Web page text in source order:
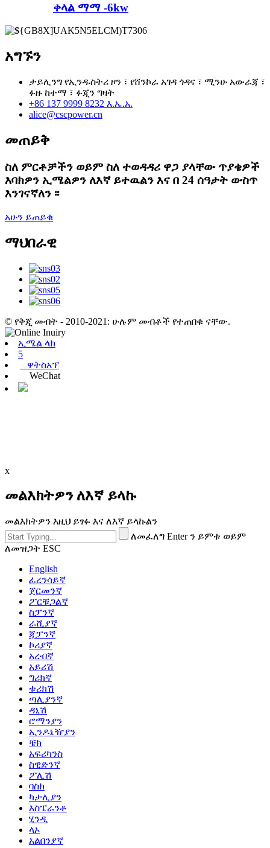
ቀላል ማማ -6kw
አግኙን
ታይሊንግ የኢንዱስትሪ ዞን ፣ የሸንኮራ አገዳ ጎዳና ፣ ሚንሁ አውራጃ ፣
ፉዙ ከተማ ፣ ፉጂን ግዛት
+86 137 9999 8232 እ.ኤ.አ.
alice@cscpower.cn
መጠይቅ
ስለ ምርቶቻችን ወይም ስለ ተወዳዳሪ ዋጋ ያላቸው ጥያቄዎች
እባክዎን ኢሜልዎን ለእኛ ይተዉልን እና በ 24 ሰዓታት ውስጥ
እንገናኛለን ፡፡
አሁን ይጠይቁ
ማህበራዊ
© የቅጂ መብት - 2010-2021: ሁሉም መብቶች የተጠበቁ ናቸው.
ኢሜል ላክ
5
ዋትስአፕ
WeChat
x
መልእክትዎን ለእኛ ይላኩ
መልእክትዎን እዚህ ይፃፉ እና ለእኛ ይላኩልን
ለመፈለግ Enter ን ይምቱ ወይም
ለመዝጋት ESC
English
ፈረንሳይኛ
ጀርመንኛ
ፖርቹጋልኛ
ስፓንኛ
ራሺያኛ
ጃፓንኛ
ኮሪያኛ
አረብኛ
አይሪሽ
ግሪክኛ
ቱሪክሽ
ጣሊያንኛ
ዳኒሽ
ሮማንያን
ኢንዶኔዥያን
ቼክ
አፍሪካንስ
ስዊድንኛ
ፖሊሽ
ባስክ
ካታሊያን
እስፔራንቶ
ሂንዲ
ላኦ
አልበንያኛ